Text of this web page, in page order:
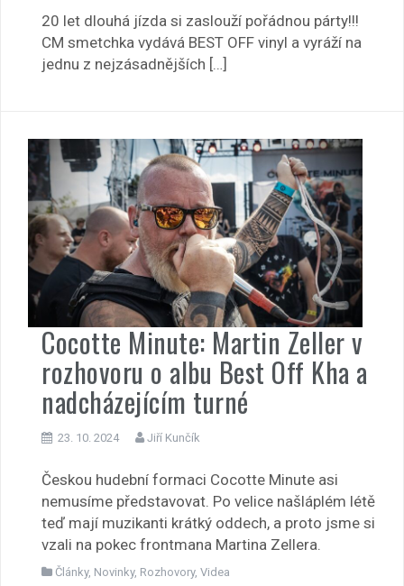
20 let dlouhá jízda si zaslouží pořádnou párty!!!
CM smetchka vydává BEST OFF vinyl a vyráží na
jednu z nejzásadnějších […]
Cocotte Minute: Martin Zeller v
rozhovoru o albu Best Off Kha a
nadcházejícím turné
23. 10. 2024 Jiří Kunčík
Českou hudební formaci Cocotte Minute asi
nemusíme představovat. Po velice našláplém létě
teď mají muzikanti krátký oddech, a proto jsme si
vzali na pokec frontmana Martina Zellera.
Články, Novinky, Rozhovory, Videa